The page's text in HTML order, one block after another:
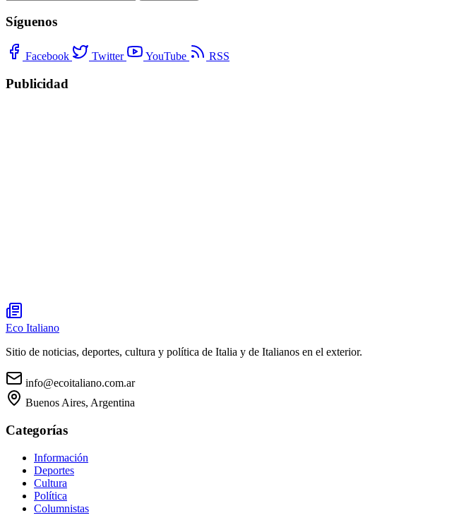
Síguenos
Facebook Twitter YouTube RSS
Publicidad
Eco Italiano
Sitio de noticias, deportes, cultura y política de Italia y de Italianos en el exterior.
info@ecoitaliano.com.ar
Buenos Aires, Argentina
Categorías
Información
Deportes
Cultura
Política
Columnistas